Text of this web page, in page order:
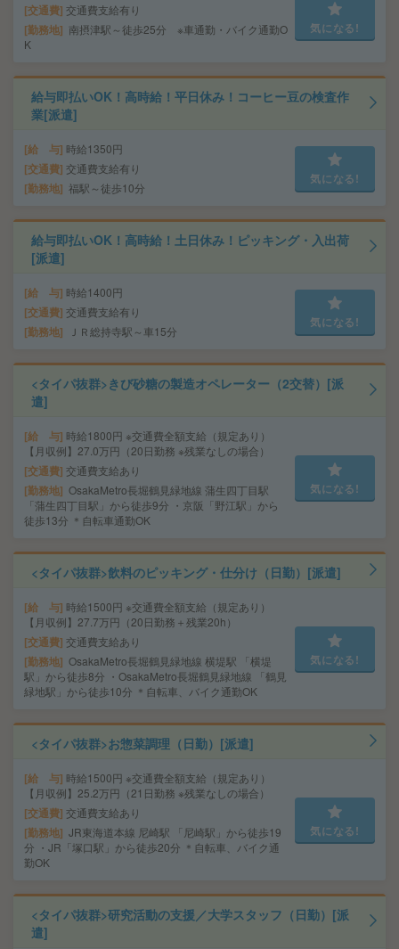
交通費 交通費支給有り
勤務地
南摂津駅～徒歩25分 ※車通勤・バイク通勤O
K
気になる!
給与即払いOK！高時給！平日休み！コーヒー豆の検査作
業[派遣]
給 与 時給1350円
交通費 交通費支給有り
勤務地 福駅～徒歩10分
気になる!
給与即払いOK！高時給！土日休み！ピッキング・入出荷
[派遣]
給 与 時給1400円
交通費 交通費支給有り
勤務地 ＪＲ総持寺駅～車15分
気になる!
<タイパ抜群>きび砂糖の製造オペレーター（2交替）[派
遣]
給 与 時給1800円 ※交通費全額支給（規定あり）
【月収例】27.0万円（20日勤務 ※残業なしの場合）
交通費 交通費支給あり
勤務地 OsakaMetro長堀鶴見緑地線 蒲生四丁目駅
「蒲生四丁目駅」から徒歩9分 ・京阪「野江駅」から
徒歩13分 ＊自転車通勤OK
気になる!
<タイパ抜群>飲料のピッキング・仕分け（日勤）[派遣]
給 与 時給1500円 ※交通費全額支給（規定あり）
【月収例】27.7万円（20日勤務＋残業20h）
交通費 交通費支給あり
勤務地 OsakaMetro長堀鶴見緑地線 横堤駅 「横堤
駅」から徒歩8分 ・OsakaMetro長堀鶴見緑地線 「鶴見
緑地駅」から徒歩10分 ＊自転車、バイク通勤OK
気になる!
<タイパ抜群>お惣菜調理（日勤）[派遣]
給 与 時給1500円 ※交通費全額支給（規定あり）
【月収例】25.2万円（21日勤務 ※残業なしの場合）
交通費 交通費支給あり
勤務地 JR東海道本線 尼崎駅 「尼崎駅」から徒歩19
分 ・JR「塚口駅」から徒歩20分 ＊自転車、バイク通
勤OK
気になる!
<タイパ抜群>研究活動の支援／大学スタッフ（日勤）[派
遣]